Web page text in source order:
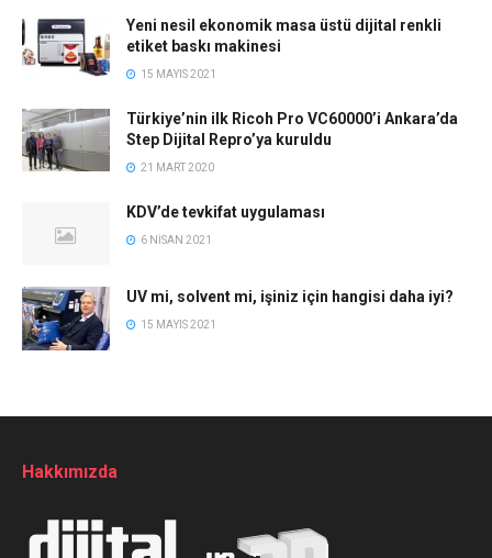
Yeni nesil ekonomik masa üstü dijital renkli
etiket baskı makinesi
15 MAYIS 2021
Türkiye’nin ilk Ricoh Pro VC60000’i Ankara’da
Step Dijital Repro’ya kuruldu
21 MART 2020
KDV’de tevkifat uygulaması
6 NISAN 2021
UV mi, solvent mi, işiniz için hangisi daha iyi?
15 MAYIS 2021
Hakkımızda